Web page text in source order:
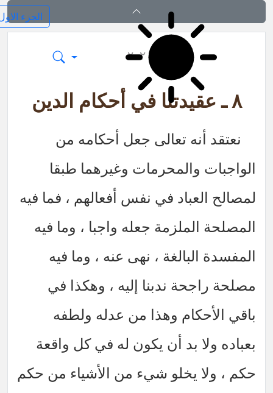
بدایة المعارف الالهیة
٢٠٢
٨ ـ عقيدتنا في أحكام الدين
نعتقد أنه تعالى جعل أحكامه من
الواجبات والمحرمات وغيرهما طبقا
لمصالح العباد في نفس أفعالهم ، فما فيه
المصلحة الملزمة جعله واجبا ، وما فيه
المفسدة البالغة ، نهى عنه ، وما فيه
مصلحة راجحة ندبنا إليه ، وهكذا في
باقي الأحكام وهذا من عدله ولطفه
بعباده ولا بد أن يكون له في كل واقعة
حكم ، ولا يخلو شيء من الأشياء من حكم